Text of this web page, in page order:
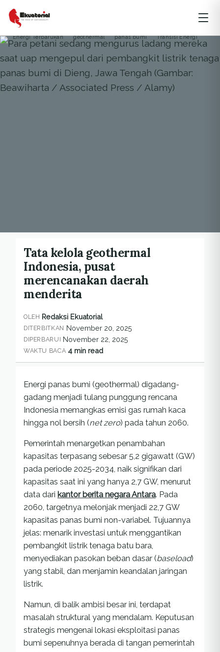
ARTIKEL
Energi Terbarukan geothermal panas bumi Transisi Energi
Tata kelola geothermal
Indonesia, pusat
merencanakan daerah
menderita
OLEH Redaksi Ekuatorial
DITERBITKAN November 20, 2025
DIPERBARUI November 22, 2025
WAKTU BACA 4 min read
Energi panas bumi (geothermal) digadang-
gadang menjadi tulang punggung rencana
Indonesia memangkas emisi gas rumah kaca
hingga nol bersih (net zero) pada tahun 2060.
Pemerintah menargetkan penambahan
kapasitas terpasang sebesar 5,2 gigawatt (GW)
pada periode 2025-2034, naik signifikan dari
kapasitas saat ini yang hanya 2,7 GW, menurut
data dari kantor berita negara Antara. Pada
2060, targetnya melonjak menjadi 22,7 GW
kapasitas panas bumi non-variabel. Tujuannya
jelas: menarik investasi untuk menggantikan
pembangkit listrik tenaga batu bara,
menyediakan pasokan beban dasar (baseload)
yang stabil, dan menjamin keandalan jaringan
listrik.
Namun, di balik ambisi besar ini, terdapat
masalah struktural yang mendalam. Keputusan
strategis mengenai lokasi eksploitasi panas
bumi sepenuhnya berada di tangan pemerintah